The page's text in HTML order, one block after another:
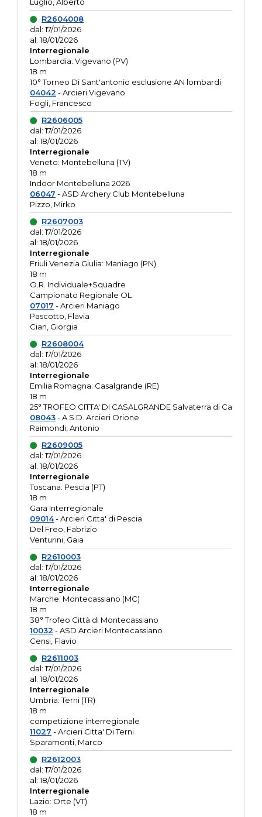
R2604008
dal: 17/01/2026
al: 18/01/2026
Interregionale
Lombardia: Vigevano (PV)
18 m
10° Torneo Di Sant'antonio esclusione AN lombardi
04042 - Arcieri Vigevano
Fogli, Francesco
R2606005
dal: 17/01/2026
al: 18/01/2026
Interregionale
Veneto: Montebelluna (TV)
18 m
Indoor Montebelluna 2026
06047 - ASD Archery Club Montebelluna
Pizzo, Mirko
R2607003
dal: 17/01/2026
al: 18/01/2026
Interregionale
Friuli Venezia Giulia: Maniago (PN)
18 m
O.R. Individuale+Squadre
Campionato Regionale OL
07017 - Arcieri Maniago
Pascotto, Flavia
Cian, Giorgia
R2608004
dal: 17/01/2026
al: 18/01/2026
Interregionale
Emilia Romagna: Casalgrande (RE)
18 m
25° TROFEO CITTA' DI CASALGRANDE Salvaterra di Ca
08043- A.S.D. Arcieri Orione
Raimondi, Antonio
R2609005
dal: 17/01/2026
al: 18/01/2026
Interregionale
Toscana: Pescia (PT)
18 m
Gara Interregionale
09014- Arcieri Citta' di Pescia
Del Freo, Fabrizio
Venturini, Gaia
R2610003
dal: 17/01/2026
al: 18/01/2026
Interregionale
Marche: Montecassiano (MC)
18 m
38° Trofeo Città di Montecassiano
10032 - ASD Arcieri Montecassiano
Censi, Flavio
R2611003
dal: 17/01/2026
al: 18/01/2026
Interregionale
Umbria: Terni (TR)
18 m
competizione interregionale
11027 - Arcieri Citta' Di Terni
Sparamonti, Marco
R2612003
dal: 17/01/2026
al: 18/01/2026
Interregionale
Lazio: Orte (VT)
18 m